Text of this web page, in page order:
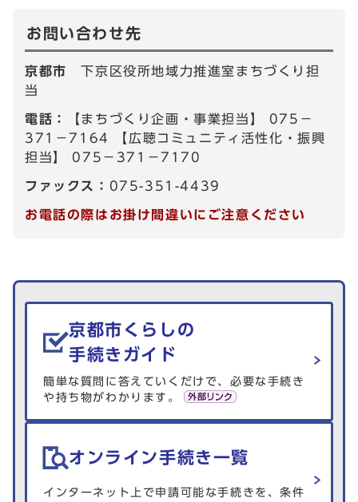
お問い合わせ先
京都市下京区役所地域力推進室まちづくり担
当
電話：
【まちづくり企画・事業担当】 075－
371－7164 【広聴コミュニティ活性化・振興
担当】 075－371－7170
ファックス： 075-351-4439
お電話の際はお掛け間違いにご注意ください
生活情報を探す
京都市くらしの
手続きガイド
簡単な質問に答えていくだけで、必要な手続き
や持ち物がわかります。
オンライン手続き一覧
インターネット上で申請可能な手続きを、条件